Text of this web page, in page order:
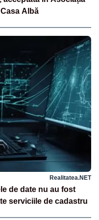
Albă
Realitatea.NET
de date nu au fost
serviciile de cadastru